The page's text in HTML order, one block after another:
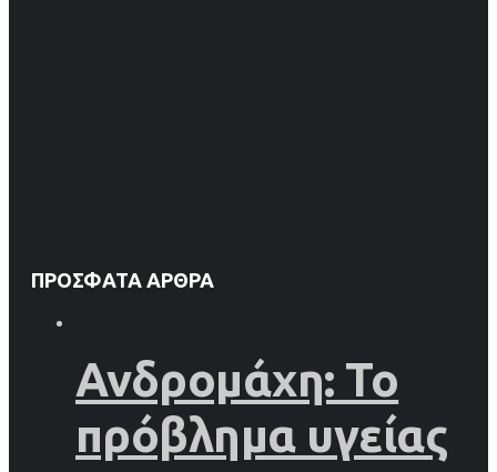
ΠΡΌΣΦΑΤΑ ΆΡΘΡΑ
Ανδρομάχη: Το
πρόβλημα υγείας